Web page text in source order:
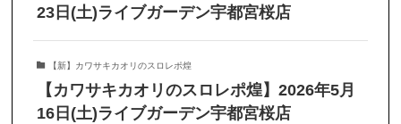
23日(土)ライブガーデン宇都宮桜店
【新】カワサキカオリのスロレポ煌
【カワサキカオリのスロレポ煌】2026年5月
16日(土)ライブガーデン宇都宮桜店